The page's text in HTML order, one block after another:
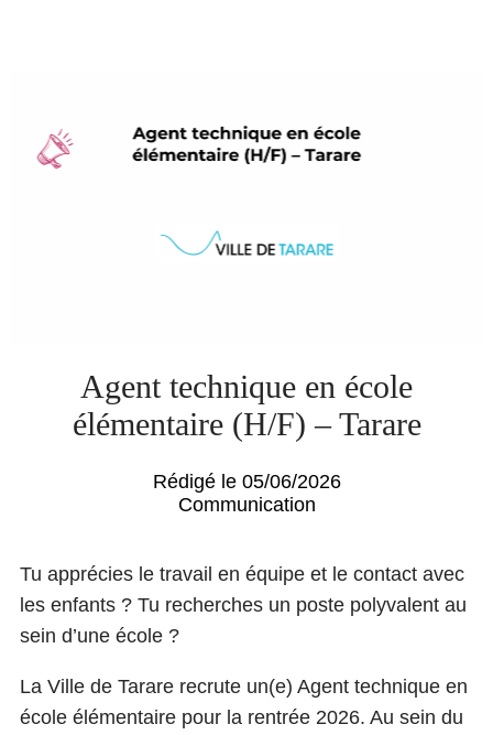
Agent technique en école
élémentaire (H/F) – Tarare
Rédigé le 05/06/2026
Communication
Tu apprécies le travail en équipe et le contact avec
les enfants ? Tu recherches un poste polyvalent au
sein d’une école ?
La Ville de Tarare recrute un(e) Agent technique en
école élémentaire pour la rentrée 2026. Au sein du